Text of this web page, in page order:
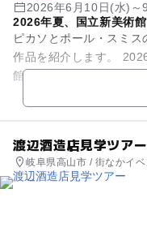
2026年6月10日(水)～
2026年夏、国立新美術館
ピカソとポール・スミ
作品を紹介します。
館日は毎週火曜日（た
渡辺酒造店見学ツアー
岐阜県高山市 / 街なかイベ